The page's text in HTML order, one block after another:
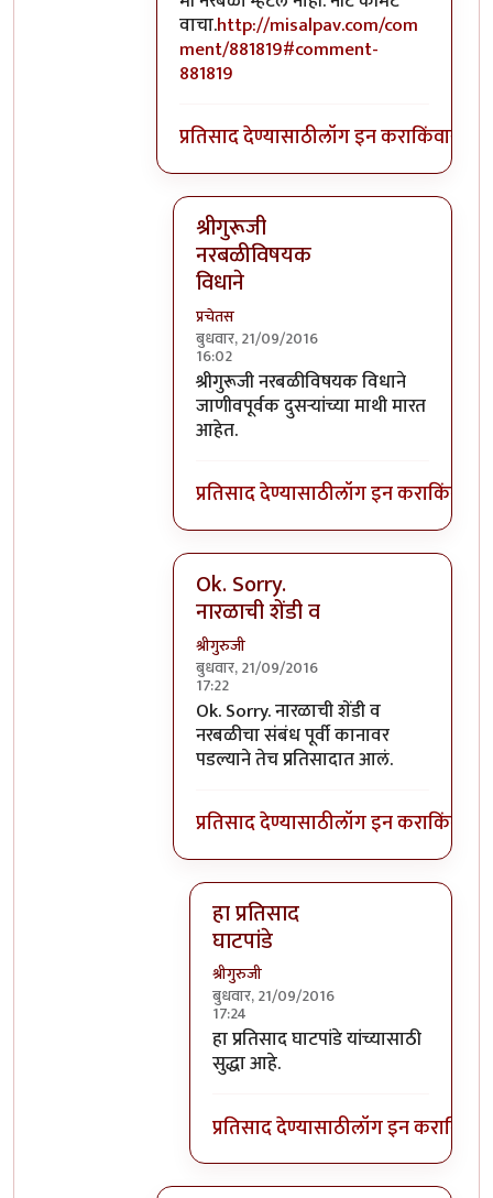
वाचा.http://misalpav.com/com
ment/881819#comment-
881819
प्रतिसाद देण्यासाठीलॉग इन कराकिंवा
श्रीगुरूजी
नरबळीविषयक
विधाने
प्रचेतस
बुधवार, 21/09/2016
16:02
In reply toघाटपांड्यांनी नारळ फोडणे
श्रीगुरूजी नरबळीविषयक विधाने
जाणीवपूर्वक दुसऱ्यांच्या माथी मारत
आहेत.
प्रतिसाद देण्यासाठीलॉग इन कराकिंवा
Ok. Sorry.
नारळाची शेंडी व
श्रीगुरुजी
बुधवार, 21/09/2016
17:22
In reply toघाटपांड्यांनी नारळ फोडणे
Ok. Sorry. नारळाची शेंडी व
नरबळीचा संबंध पूर्वी कानावर
पडल्याने तेच प्रतिसादात आलं.
प्रतिसाद देण्यासाठीलॉग इन कराकिंवा
हा प्रतिसाद
घाटपांडे
श्रीगुरुजी
बुधवार, 21/09/2016
17:24
In reply toOk. Sorry. नारळाची शेंडी व
हा प्रतिसाद घाटपांडे यांच्यासाठी
सुद्धा आहे.
प्रतिसाद देण्यासाठीलॉग इन कराकिंवा